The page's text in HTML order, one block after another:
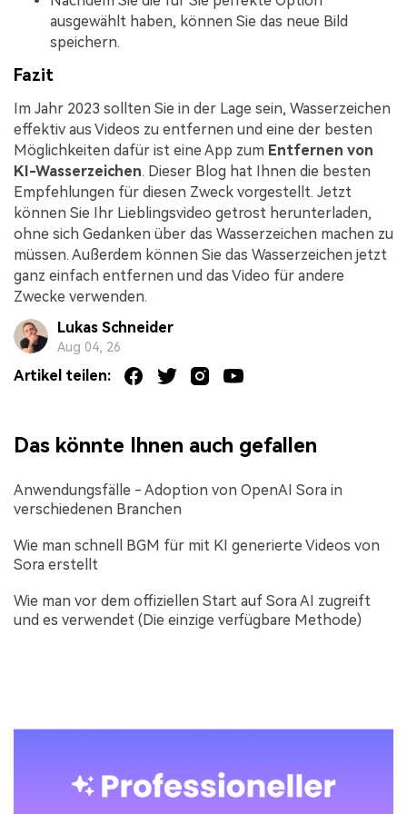
ausgewählt haben, können Sie das neue Bild
speichern.
Fazit
Im Jahr 2023 sollten Sie in der Lage sein, Wasserzeichen
effektiv aus Videos zu entfernen und eine der besten
Möglichkeiten dafür ist eine App zum Entfernen von
KI-Wasserzeichen. Dieser Blog hat Ihnen die besten
Empfehlungen für diesen Zweck vorgestellt. Jetzt
können Sie Ihr Lieblingsvideo getrost herunterladen,
ohne sich Gedanken über das Wasserzeichen machen zu
müssen. Außerdem können Sie das Wasserzeichen jetzt
ganz einfach entfernen und das Video für andere
Zwecke verwenden.
Lukas Schneider
Aug 04, 26
Artikel teilen:
Das könnte Ihnen auch gefallen
Anwendungsfälle - Adoption von OpenAI Sora in
verschiedenen Branchen
Wie man schnell BGM für mit KI generierte Videos von
Sora erstellt
Wie man vor dem offiziellen Start auf Sora AI zugreift
und es verwendet (Die einzige verfügbare Methode)